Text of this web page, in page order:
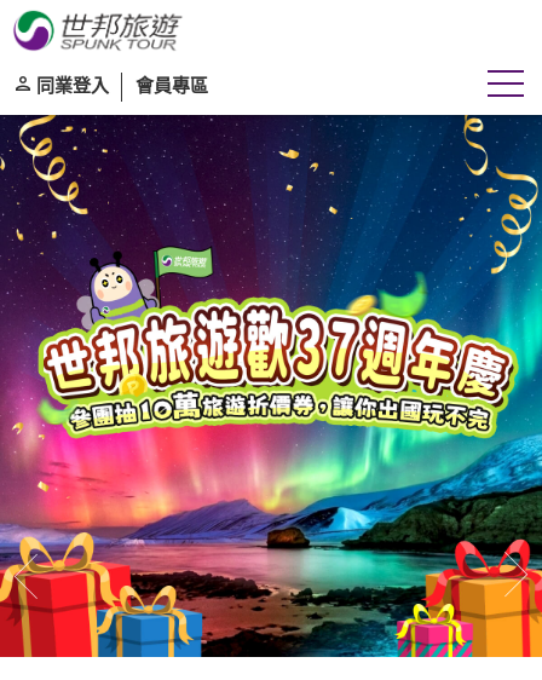
同業登入 會員專區
往前 往